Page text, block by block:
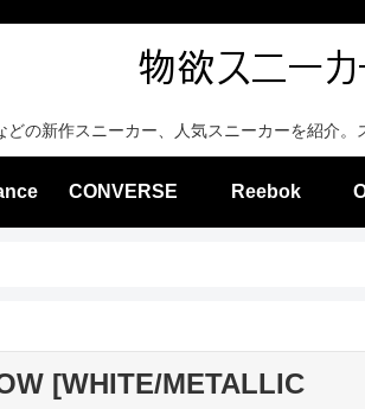
の新作スニーカー、人気スニーカーを紹介
CONVERSE Reebok
[WHITE/METALLIC